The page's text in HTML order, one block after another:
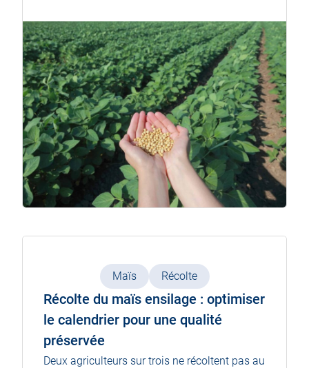
Maïs Récolte
Récolte du maïs ensilage : optimiser
le calendrier pour une qualité
préservée
Deux agriculteurs sur trois ne récoltent pas au